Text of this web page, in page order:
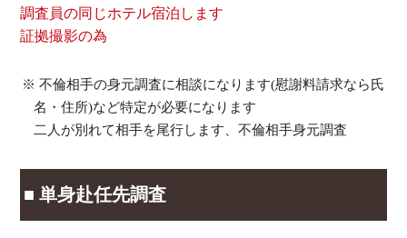
調査員の同じホテル宿泊します
証拠撮影の為
不倫相手の身元調査に相談になります(慰謝料請求なら氏
名・住所)など特定が必要になります
二人が別れて相手を尾行します、不倫相手身元調査
■ 単身赴任先調査